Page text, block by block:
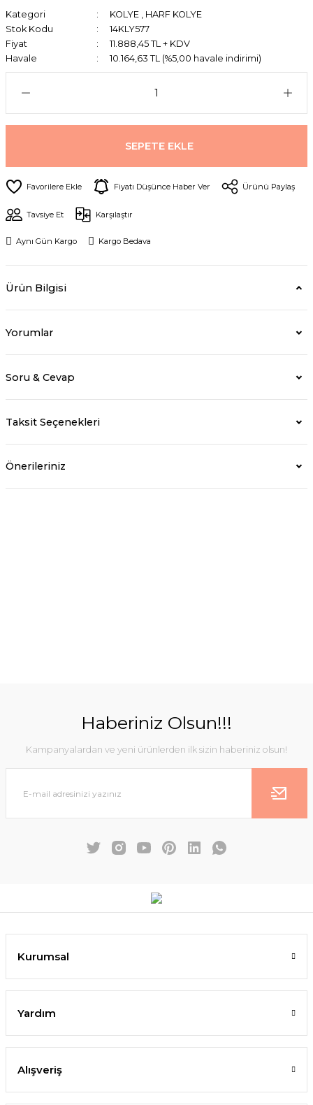
Kategori KOLYE , HARF KOLYE
Stok Kodu
14KLY577
Fiyat
11.888,45 TL + KDV
Havale
10.164,63 TL (%5,00 havale indirimi)
SEPETE EKLE
Fiyatı Düşünce Haber Ver Ürünü Paylaş
Tavsiye Et Karşılaştır
Aynı Gün Kargo Kargo Bedava
Ürün Bilgisi
Yorumlar
Soru & Cevap
Taksit Seçenekleri
Önerileriniz
Haberiniz Olsun!!!
Kampanyalardan ve yeni ürünlerden ilk sizin haberiniz olsun!
Kurumsal
Yardım
Alışveriş